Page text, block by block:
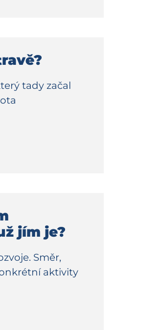
tady začal
jím je?
Směr,
aktivity